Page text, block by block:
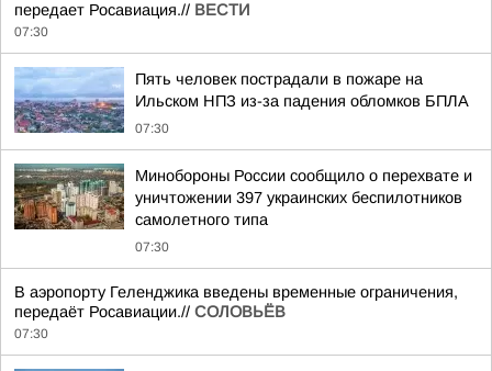
передает Росавиация.// ВЕСТИ
07:30
Пять человек пострадали в пожаре на
Ильском НПЗ из-за падения обломков БПЛА
07:30
Минобороны России сообщило о перехвате и
уничтожении 397 украинских беспилотников
самолетного типа
07:30
В аэропорту Геленджика введены временные ограничения,
передаёт Росавиации.// СОЛОВЬЁВ
07:30